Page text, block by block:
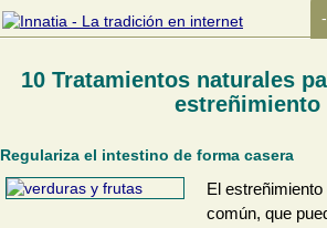
10 Tratamientos naturales
estreñimiento
Regulariza el intestino de forma casera
El
común, que